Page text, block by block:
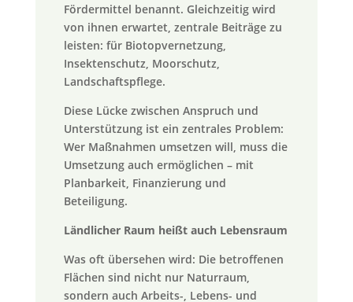
Fördermittel benannt. Gleichzeitig wird
von ihnen erwartet, zentrale Beiträge zu
leisten: für Biotopvernetzung,
Insektenschutz, Moorschutz,
Landschaftspflege.
Diese Lücke zwischen Anspruch und
Unterstützung ist ein zentrales Problem:
Wer Maßnahmen umsetzen will, muss die
Umsetzung auch ermöglichen – mit
Planbarkeit, Finanzierung und
Beteiligung.
Ländlicher Raum heißt auch Lebensraum
Was oft übersehen wird: Die betroffenen
Flächen sind nicht nur Naturraum,
sondern auch Arbeits-, Lebens- und